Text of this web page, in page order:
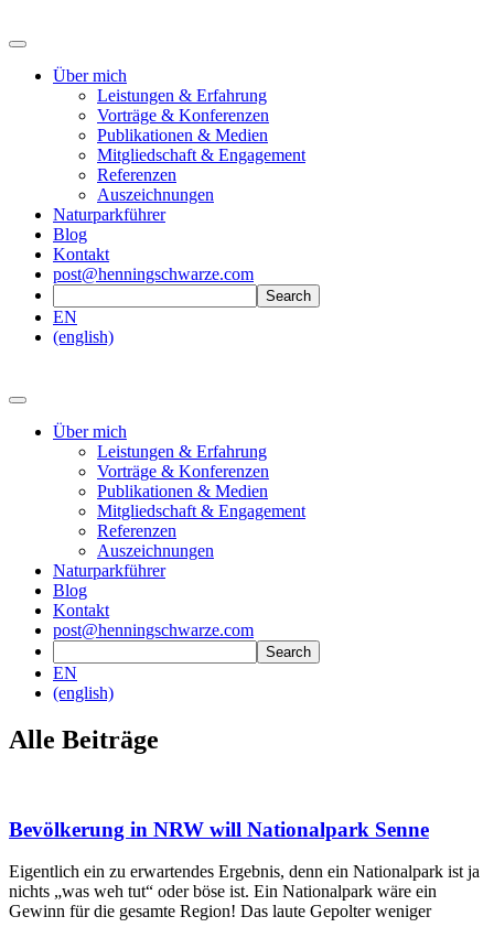
Über mich
Leistungen & Erfahrung
Vorträge & Konferenzen
Publikationen & Medien
Mitgliedschaft & Engagement
Referenzen
Auszeichnungen
Naturparkführer
Blog
Kontakt
post@henningschwarze.com
EN
(english)
Über mich
Leistungen & Erfahrung
Vorträge & Konferenzen
Publikationen & Medien
Mitgliedschaft & Engagement
Referenzen
Auszeichnungen
Naturparkführer
Blog
Kontakt
post@henningschwarze.com
EN
(english)
Alle Beiträge
Bevölkerung in NRW will Nationalpark Senne
Eigentlich ein zu erwartendes Ergebnis, denn ein Nationalpark ist ja
nichts „was weh tut“ oder böse ist. Ein Nationalpark wäre ein
Gewinn für die gesamte Region! Das laute Gepolter weniger